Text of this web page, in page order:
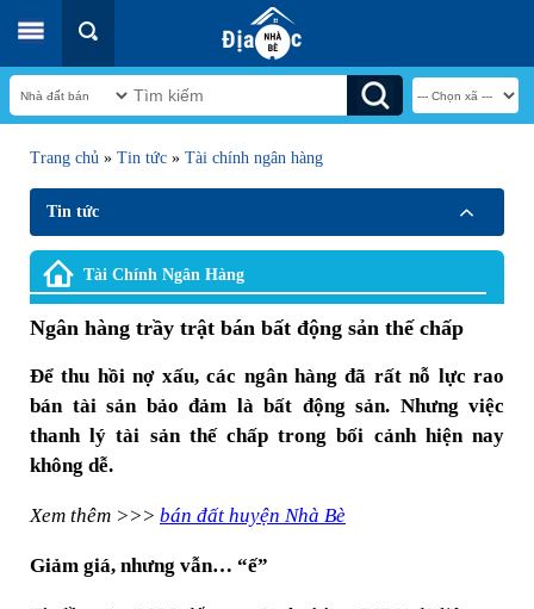
Trang chủ » Tin tức » Tài chính ngân hàng
Tin tức
Tài Chính Ngân Hàng
Ngân hàng trầy trật bán bất động sản thế chấp
Để thu hồi nợ xấu, các ngân hàng đã rất nỗ lực rao
bán tài sản bảo đảm là bất động sản. Nhưng việc
thanh lý tài sản thế chấp trong bối cảnh hiện nay
không dễ.
Xem thêm >>> bán đất huyện Nhà Bè
Giảm giá, nhưng vẫn… “ế”